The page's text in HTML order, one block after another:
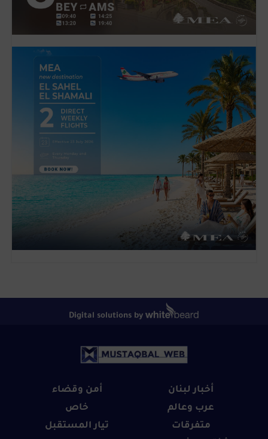
Digital solutions by
أخبار لبنان
أمن وقضاء
عرب وعالم
خاص
متفرقات
تيار المستقبل